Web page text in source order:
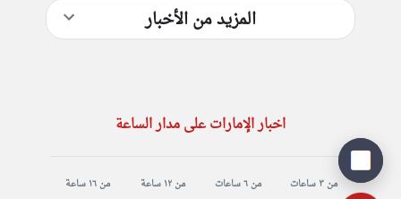
المزيد من الأخبار
اخبار الإمارات على مدار الساعة
من ٣ ساعات من ٦ ساعات من ١٢ ساعة من ١٦ ساعة